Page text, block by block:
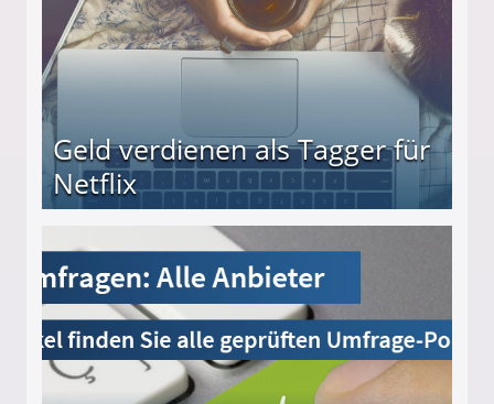
Geld verdienen als Tagger für
Netflix